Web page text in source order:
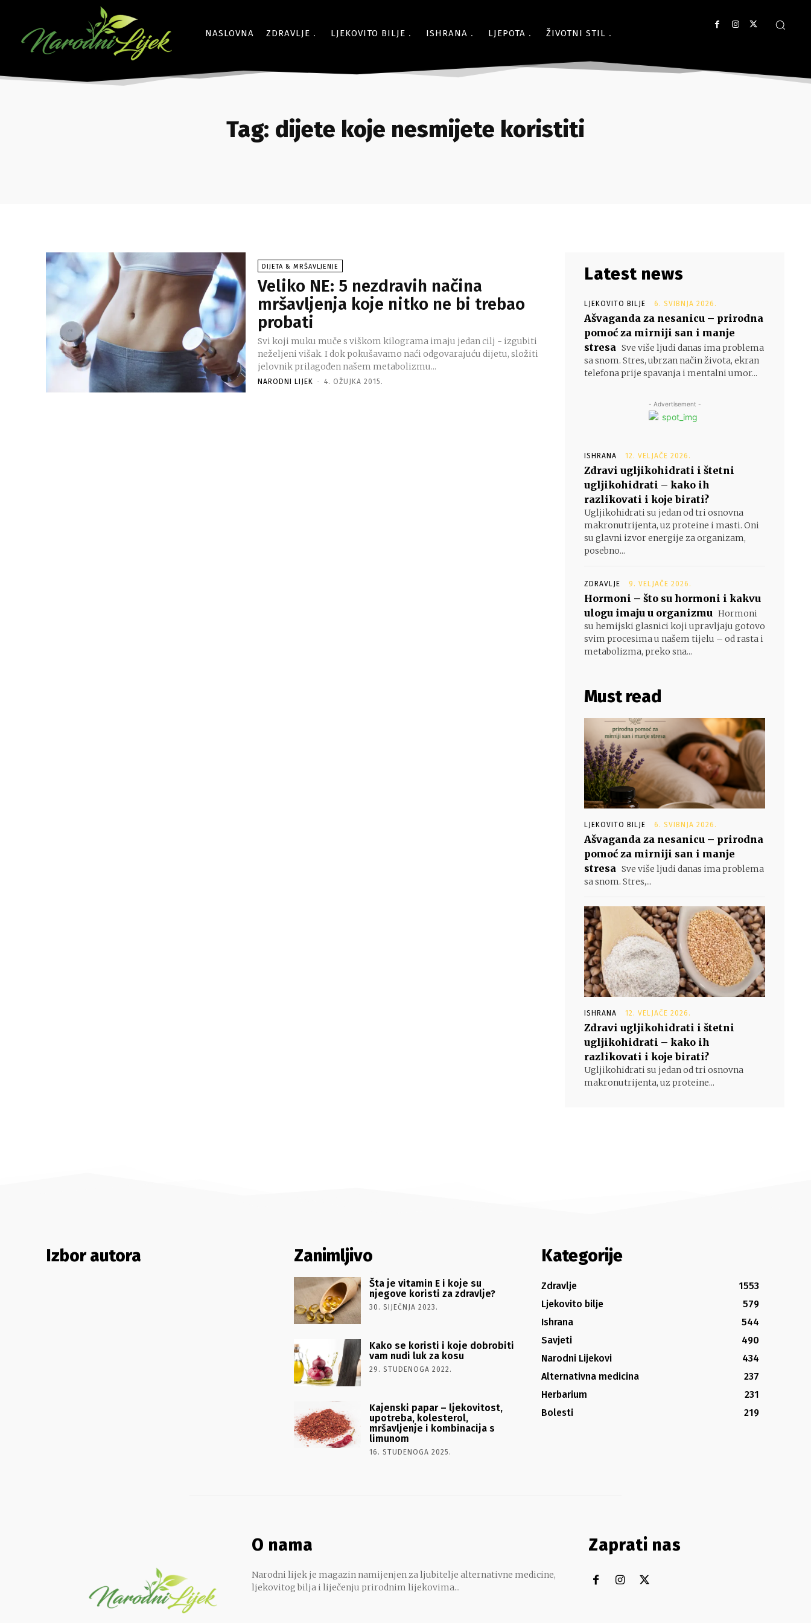
NASLOVNA ZDRAVLJE LJEKOVITO BILJE ISHRANA LJEPOTA ŽIVOTNI STIL
Tag: dijete koje nesmijete koristiti
DIJETA & MRŠAVLJENJE
Veliko NE: 5 nezdravih načina
mršavljenja koje nitko ne bi trebao
probati
Svi koji muku muče s viškom kilograma imaju jedan cilj - izgubiti
neželjeni višak. I dok pokušavamo naći odgovarajuću dijetu, složiti
jelovnik prilagođen našem metabolizmu...
NARODNI LIJEK - 4. OŽUJKA 2015.
Latest news
LJEKOVITO BILJE 6. SVIBNJA 2026.
Ašvaganda za nesanicu – prirodna
pomoć za mirniji san i manje
stresa Sve više ljudi danas ima problema
sa snom. Stres, ubrzan način života, ekran
telefona prije spavanja i mentalni umor...
- Advertisement -
ISHRANA 12. VELJAČE 2026.
Zdravi ugljikohidrati i štetni
ugljikohidrati – kako ih
razlikovati i koje birati?
Ugljikohidrati su jedan od tri osnovna
makronutrijenta, uz proteine i masti. Oni
su glavni izvor energije za organizam,
posebno...
ZDRAVLJE 9. VELJAČE 2026.
Hormoni – što su hormoni i kakvu
ulogu imaju u organizmu Hormoni
su hemijski glasnici koji upravljaju gotovo
svim procesima u našem tijelu – od rasta i
metabolizma, preko sna...
Must read
LJEKOVITO BILJE 6. SVIBNJA 2026.
Ašvaganda za nesanicu – prirodna
pomoć za mirniji san i manje
stresa Sve više ljudi danas ima problema
sa snom. Stres,...
ISHRANA 12. VELJAČE 2026.
Zdravi ugljikohidrati i štetni
ugljikohidrati – kako ih
razlikovati i koje birati?
Ugljikohidrati su jedan od tri osnovna
makronutrijenta, uz proteine...
Izbor autora Zanimljivo
Šta je vitamin E i koje su
njegove koristi za zdravlje?
30. SIJEČNJA 2023.
Kako se koristi i koje dobrobiti
vam nudi luk za kosu
29. STUDENOGA 2022.
Kajenski papar – ljekovitost,
upotreba, kolesterol,
mršavljenje i kombinacija s
limunom
16. STUDENOGA 2025.
Kategorije
Zdravlje
1553
Ljekovito bilje
579
Ishrana
544
Savjeti
490
Narodni Lijekovi
434
Alternativna medicina
237
Herbarium
231
Bolesti
219
O nama
Narodni lijek je magazin namijenjen za ljubitelje alternativne medicine,
ljekovitog bilja i liječenju prirodnim lijekovima...
Zaprati nas